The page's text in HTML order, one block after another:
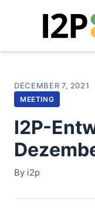
DECEMBER 7, 2021
MEETING
I2P-
By i2p